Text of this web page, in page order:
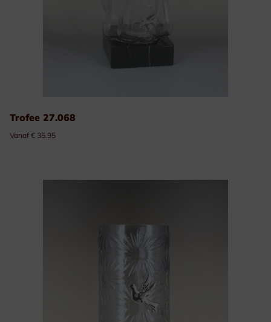
Trofee 27.068
Vanaf € 35.95